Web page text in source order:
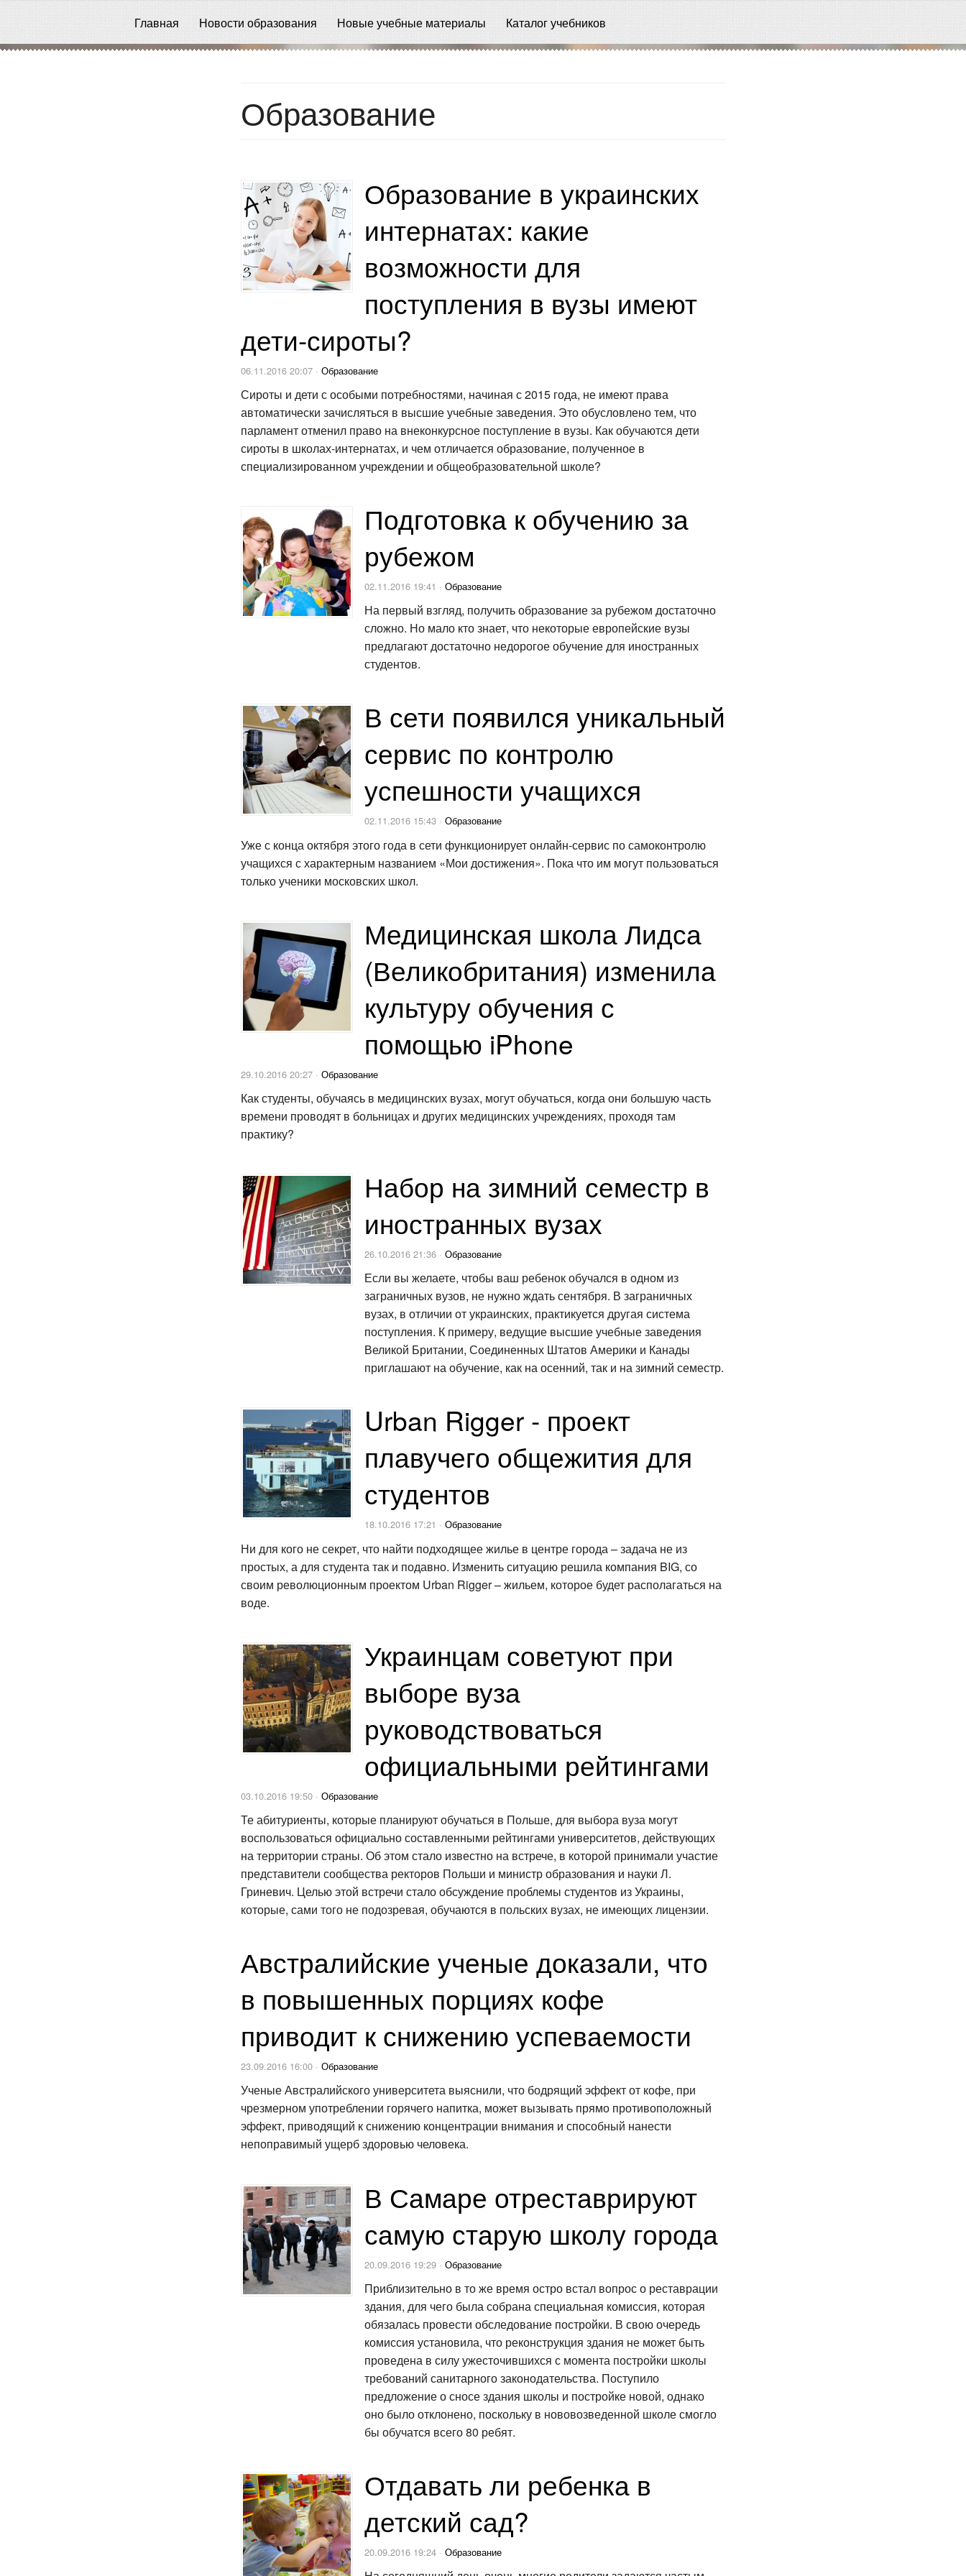
Главная Новости образования Новые учебные материалы Каталог учебников
Образование
Образование в украинских
интернатах: какие
возможности для
поступления в вузы имеют
дети-сироты?
06.11.2016 20:07 · Образование
Сироты и дети с особыми потребностями, начиная с 2015 года, не имеют права
автоматически зачисляться в высшие учебные заведения. Это обусловлено тем, что
парламент отменил право на внеконкурсное поступление в вузы. Как обучаются дети
сироты в школах-интернатах, и чем отличается образование, полученное в
специализированном учреждении и общеобразовательной школе?
Подготовка к обучению за
рубежом
02.11.2016 19:41 · Образование
На первый взгляд, получить образование за рубежом достаточно
сложно. Но мало кто знает, что некоторые европейские вузы
предлагают достаточно недорогое обучение для иностранных
студентов.
В сети появился уникальный
сервис по контролю
успешности учащихся
02.11.2016 15:43 · Образование
Уже с конца октября этого года в сети функционирует онлайн-сервис по самоконтролю
учащихся с характерным названием «Мои достижения». Пока что им могут пользоваться
только ученики московских школ.
Медицинская школа Лидса
(Великобритания) изменила
культуру обучения с
помощью iPhone
29.10.2016 20:27 · Образование
Как студенты, обучаясь в медицинских вузах, могут обучаться, когда они большую часть
времени проводят в больницах и других медицинских учреждениях, проходя там
практику?
Набор на зимний семестр в
иностранных вузах
26.10.2016 21:36 · Образование
Если вы желаете, чтобы ваш ребенок обучался в одном из
заграничных вузов, не нужно ждать сентября. В заграничных
вузах, в отличии от украинских, практикуется другая система
поступления. К примеру, ведущие высшие учебные заведения
Великой Британии, Соединенных Штатов Америки и Канады
приглашают на обучение, как на осенний, так и на зимний семестр.
Urban Rigger - проект
плавучего общежития для
студентов
18.10.2016 17:21 · Образование
Ни для кого не секрет, что найти подходящее жилье в центре города – задача не из
простых, а для студента так и подавно. Изменить ситуацию решила компания BIG, со
своим революционным проектом Urban Rigger – жильем, которое будет располагаться на
воде.
Украинцам советуют при
выборе вуза
руководствоваться
официальными рейтингами
03.10.2016 19:50 · Образование
Те абитуриенты, которые планируют обучаться в Польше, для выбора вуза могут
воспользоваться официально составленными рейтингами университетов, действующих
на территории страны. Об этом стало известно на встрече, в которой принимали участие
представители сообщества ректоров Польши и министр образования и науки Л.
Гриневич. Целью этой встречи стало обсуждение проблемы студентов из Украины,
которые, сами того не подозревая, обучаются в польских вузах, не имеющих лицензии.
Австралийские ученые доказали, что
в повышенных порциях кофе
приводит к снижению успеваемости
23.09.2016 16:00 · Образование
Ученые Австралийского университета выяснили, что бодрящий эффект от кофе, при
чрезмерном употреблении горячего напитка, может вызывать прямо противоположный
эффект, приводящий к снижению концентрации внимания и способный нанести
непоправимый ущерб здоровью человека.
В Самаре отреставрируют
самую старую школу города
20.09.2016 19:29 · Образование
Приблизительно в то же время остро встал вопрос о реставрации
здания, для чего была собрана специальная комиссия, которая
обязалась провести обследование постройки. В свою очередь
комиссия установила, что реконструкция здания не может быть
проведена в силу ужесточившихся с момента постройки школы
требований санитарного законодательства. Поступило
предложение о сносе здания школы и постройке новой, однако
оно было отклонено, поскольку в нововозведенной школе смогло
бы обучатся всего 80 ребят.
Отдавать ли ребенка в
детский сад?
20.09.2016 19:24 · Образование